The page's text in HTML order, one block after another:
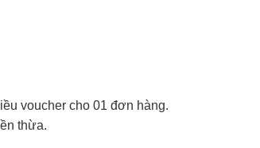
voucher cho 01 đơn hàng.
thừa.